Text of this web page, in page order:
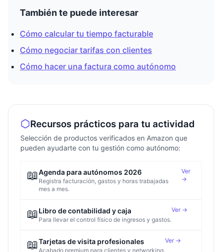
También te puede interesar
Cómo calcular tu tiempo facturable
Cómo negociar tarifas con clientes
Cómo hacer una factura como autónomo
Recursos prácticos para tu actividad
Selección de productos verificados en Amazon que
pueden ayudarte con tu gestión como autónomo:
📖Agenda para autónomos 2026
Registra facturación, gastos y horas trabajadas
mes a mes.
Ver
→
📖 Libro de contabilidad y caja
Para llevar el control físico de ingresos y gastos.
Ver →
📖Tarjetas de visita profesionales
Acabado premium para clientes y networking.
Ver →